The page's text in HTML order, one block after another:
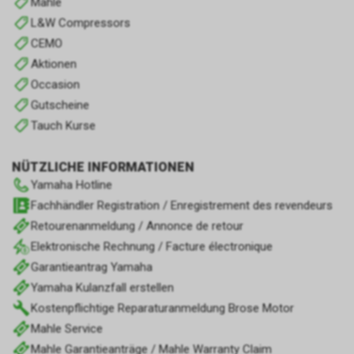
L&W Compressors
CEMO
Aktionen
Occasion
Gutscheine
Tauch Kurse
NÜTZLICHE INFORMATIONEN
Yamaha Hotline
Fachhändler Registration / Enregistrement des revendeurs
Retourenanmeldung / Annonce de retour
Elektronische Rechnung / Facture électronique
Garantieantrag Yamaha
Yamaha Kulanzfall erstellen
Kostenpflichtige Reparaturanmeldung Brose Motor
Mahle Service
Mahle Garantieanträge / Mahle Warranty Claim